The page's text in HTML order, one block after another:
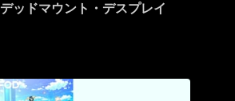
デッドマウント・デスプレイ